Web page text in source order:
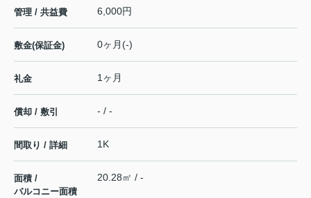
管理 / 共益費 6,000円
敷金(保証金) 0ヶ月(-)
礼金 1ヶ月
償却 / 敷引 - / -
間取り / 詳細 1K
面積 /
バルコニー面積
20.28㎡ / -